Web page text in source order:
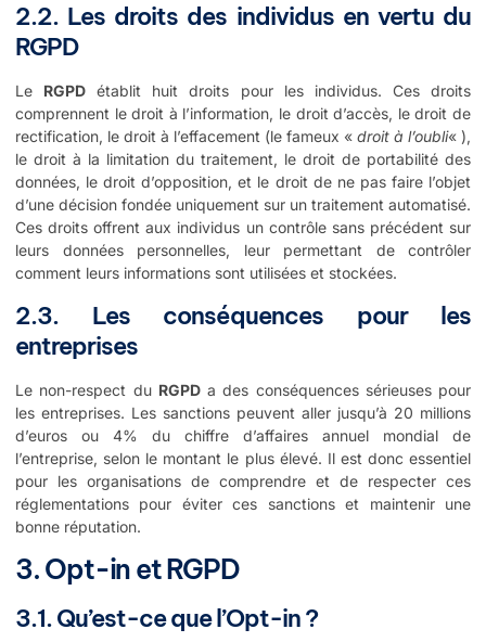
2.2. Les droits des individus en vertu du
RGPD
Le RGPD établit huit droits pour les individus. Ces droits
comprennent le droit à l’information, le droit d’accès, le droit de
rectification, le droit à l’effacement (le fameux « droit à l’oubli« ),
le droit à la limitation du traitement, le droit de portabilité des
données, le droit d’opposition, et le droit de ne pas faire l’objet
d’une décision fondée uniquement sur un traitement automatisé.
Ces droits offrent aux individus un contrôle sans précédent sur
leurs données personnelles, leur permettant de contrôler
comment leurs informations sont utilisées et stockées.
2.3. Les conséquences pour les
entreprises
Le non-respect du RGPDa des conséquences sérieuses pour
les entreprises. Les sanctions peuvent aller jusqu’à 20 millions
d’euros ou 4% du chiffre d’affaires annuel mondial de
l’entreprise, selon le montant le plus élevé. Il est donc essentiel
pour les organisations de comprendre et de respecter ces
réglementations pour éviter ces sanctions et maintenir une
bonne réputation.
3. Opt-in et RGPD
3.1. Qu’est-ce que l’Opt-in ?